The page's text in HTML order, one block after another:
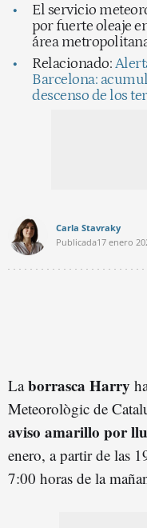
El servicio
por fuerte oleaje
área
Relacionado:
Barcelona:
descenso de los
Carla Stavraky
Publicada17 enero
Laborrasca Harry
Meteorològic de
aviso amarillo por
enero, a partir de las
7:00 horas de la